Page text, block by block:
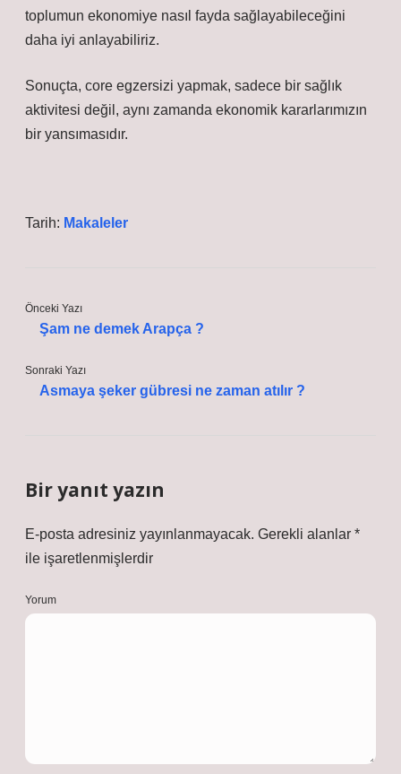
toplumun ekonomiye nasıl fayda sağlayabileceğini
daha iyi anlayabiliriz.
Sonuçta, core egzersizi yapmak, sadece bir sağlık
aktivitesi değil, aynı zamanda ekonomik kararlarımızın
bir yansımasıdır.
Tarih: Makaleler
Önceki Yazı
Şam ne demek Arapça ?
Sonraki Yazı
Asmaya şeker gübresi ne zaman atılır ?
Bir yanıt yazın
E-posta adresiniz yayınlanmayacak. Gerekli alanlar *
ile işaretlenmişlerdir
Yorum